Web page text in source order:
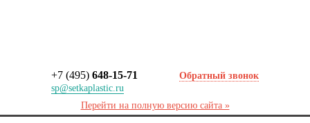
+7 (495) 648-15-71
sp@setkaplastic.ru
Обратный звонок
Перейти на полную версию сайта »